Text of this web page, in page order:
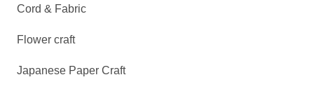
Cord & Fabric
Flower craft
Japanese Paper Craft